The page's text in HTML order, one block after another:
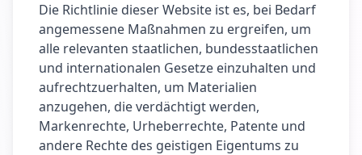
Die Richtlinie dieser Website ist es, bei Bedarf
angemessene Maßnahmen zu ergreifen, um
alle relevanten staatlichen, bundesstaatlichen
und internationalen Gesetze einzuhalten und
aufrechtzuerhalten, um Materialien
anzugehen, die verdächtigt werden,
Markenrechte, Urheberrechte, Patente und
andere Rechte des geistigen Eigentums zu